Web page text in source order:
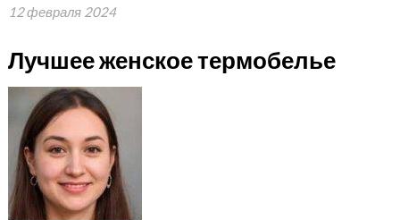
12 февраля 2024
Лучшее женское термобелье